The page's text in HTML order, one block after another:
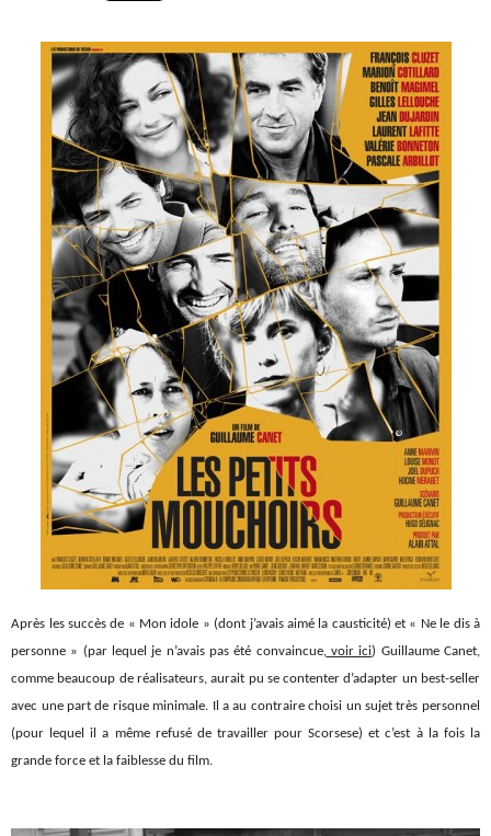
Après les succès de « Mon idole » (dont j’avais aimé la causticité) et « Ne le dis à
personne » (par lequel je n’avais pas été convaincue,voir ici) Guillaume Canet,
comme beaucoup de réalisateurs, aurait pu se contenter d’adapter un best-seller
avec une part de risque minimale. Il a au contraire choisi un sujet très personnel
(pour lequel il a même refusé de travailler pour Scorsese) et c’est à la fois la
grande force et la faiblesse du film.